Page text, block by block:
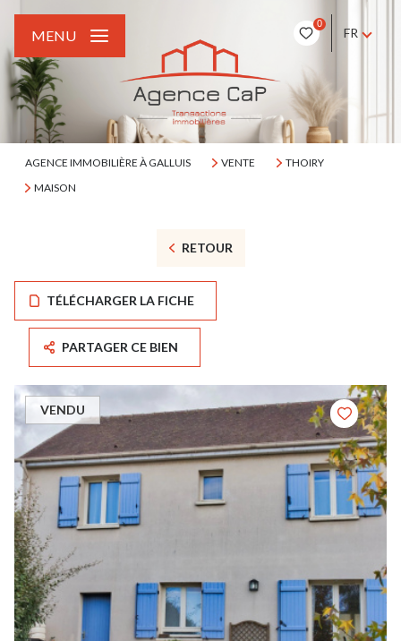
0
FR
MENU
AGENCE IMMOBILIÈRE À GALLUIS VENTE
THOIRY
MAISON
RETOUR
TÉLÉCHARGER LA FICHE
PARTAGER CE BIEN
VENDU